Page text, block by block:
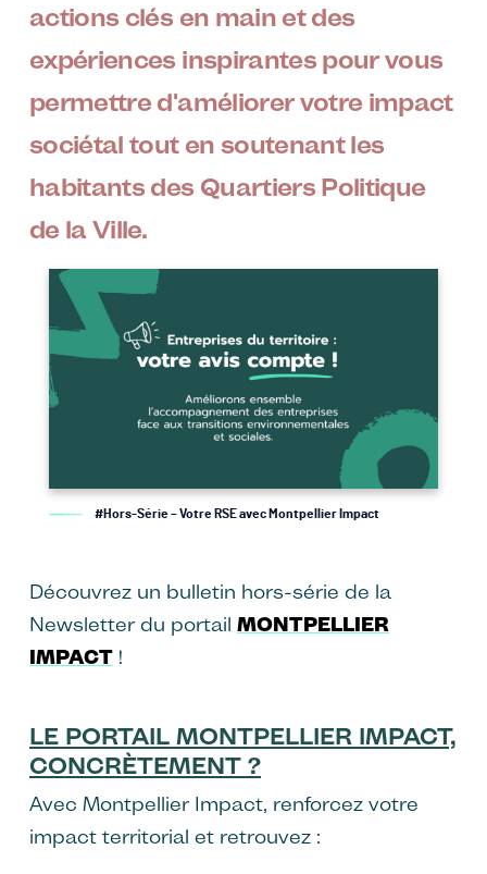
actions clés en main et des
expériences inspirantes pour vous
permettre d'améliorer votre impact
sociétal tout en soutenant les
habitants des Quartiers Politique
de la Ville.
Image
#Hors-Série – Votre RSE avec Montpellier Impact
Découvrez un bulletin hors-série de la
Newsletter du portail MONTPELLIER
IMPACT !
LE PORTAIL MONTPELLIER IMPACT,
CONCRÈTEMENT ?
Avec Montpellier Impact, renforcez votre
impact territorial et retrouvez :